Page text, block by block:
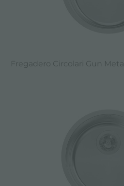
Fregadero Circolari Gun Metal